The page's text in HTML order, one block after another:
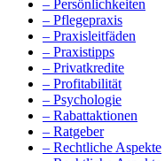
– Persönlichkeiten
– Pflegepraxis
– Praxisleitfäden
– Praxistipps
– Privatkredite
– Profitabilität
– Psychologie
– Rabattaktionen
– Ratgeber
– Rechtliche Aspekte